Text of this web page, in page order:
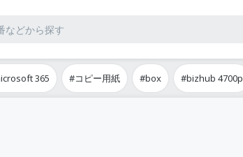
365 #コピー用紙 #box #bizhub 4700p